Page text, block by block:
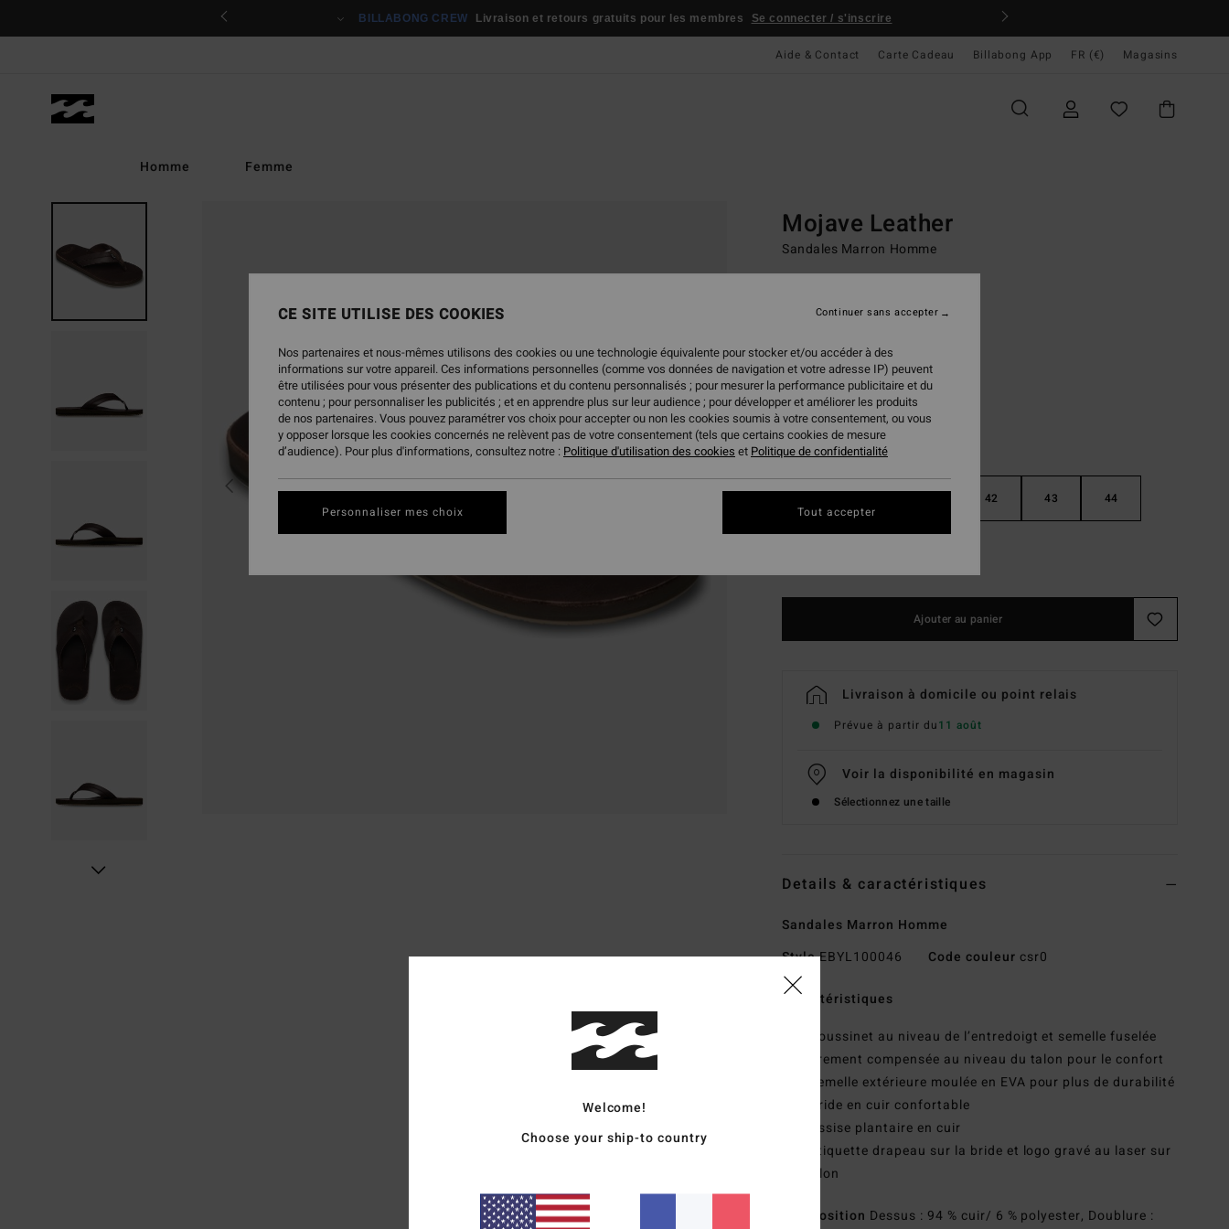
BILLABONG CREW Livraison et retours gratuits pour les membres Se connecter / s'inscrire
Aide & Contact Carte Cadeau Billabong App FR (€) Magasins
Homme Femme
Mojave Leather
Sandales Marron Homme
CouleurDark Brown
42 43 44
Ajouter au panier
Livraison à domicile ou point relais
Prévue à partir du11 août
Voir la disponibilité en magasin
Sélectionnez une taille
Details & caractéristiques
Sandales Marron Homme
StyleEBYL100046 Code couleur csr0
Caractéristiques
Coussinet au niveau de l’entredoigt et semelle fuselée
légèrement compensée au niveau du talon pour le confort
Semelle extérieure moulée en EVA pour plus de durabilité
Bride en cuir confortable
Assise plantaire en cuir
Étiquette drapeau sur la bride et logo gravé au laser sur
le talon
Composition Dessus : 94 % cuir/ 6 % polyester, Doublure :
Welcome!
Choose your ship-to country
CE SITE UTILISE DES COOKIES
Nos partenaires et nous-mêmes utilisons des cookies ou une technologie équivalente pour stocker et/ou accéder à des
informations sur votre appareil. Ces informations personnelles (comme vos données de navigation et votre adresse IP) peuvent
être utilisées pour vous présenter des publications et du contenu personnalisés ; pour mesurer la performance publicitaire et du
contenu ; pour personnaliser les publicités ; et en apprendre plus sur leur audience ; pour développer et améliorer les produits
de nos partenaires. Vous pouvez paramétrer vos choix pour accepter ou non les cookies soumis à votre consentement, ou vous
y opposer lorsque les cookies concernés ne relèvent pas de votre consentement (tels que certains cookies de mesure
d’audience). Pour plus d'informations, consultez notre : Politique d'utilisation des cookies et Politique de confidentialité
Personnaliser mes choix
Continuer sans accepter
Tout accepter